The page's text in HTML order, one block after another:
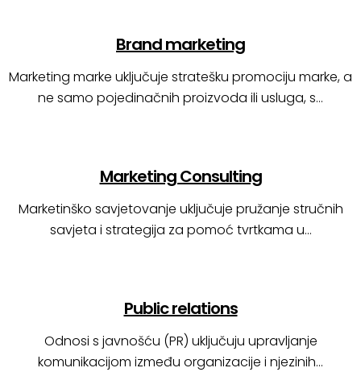
Brand marketing
Marketing marke uključuje stratešku promociju marke, a
ne samo pojedinačnih proizvoda ili usluga, s…
Marketing Consulting
Marketinško savjetovanje uključuje pružanje stručnih
savjeta i strategija za pomoć tvrtkama u…
Public relations
Odnosi s javnošću (PR) uključuju upravljanje
komunikacijom između organizacije i njezinih…